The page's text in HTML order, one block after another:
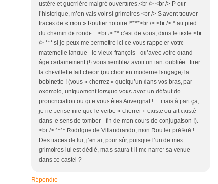
ustère et guerrière malgré ouvertures.<br /> <br /> P our
l’historique, m’en vais voir si grimoires <br /> S avent trouver
traces de « mon » Routier notoire !****<br /> <br /> * au pied
du chemin de ronde…<br /> ** c’est de vous, dans le texte.<br
/> *** si je peux me permettre ici de vous rappeler votre
maternelle langue - le vieux-françois - qu’avec votre grand
âge certainement (!) vous semblez avoir un tant oubliée : tirer
la chevillette fait cheoir (ou choir en moderne langage) la
bobinette ! (vous « cherrez » quelqu’un dans vos bras, par
exemple, uniquement lorsque vous avez un défaut de
prononciation ou que vous êtes Auvergnat !… mais à part ça,
je ne pense mie que le verbe « cherrer » existe ou ait existé
dans le sens de tomber - fin de mon cours de conjugaison !).
<br /> **** Rodrigue de Villandrando, mon Routier préféré !
Des traces de lui, j’en ai, pour sûr, puisque l’un de mes
grimoires lui est dédié, mais saura t-il me narrer sa venue
dans ce castel ?
Répondre